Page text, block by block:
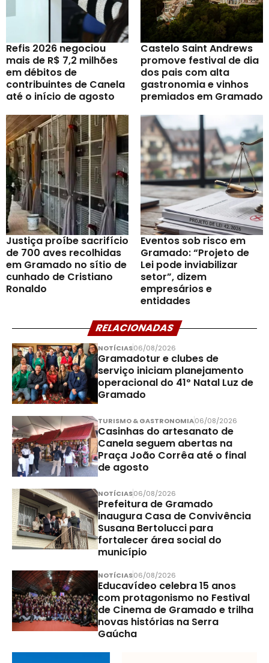
Refis 2026 negociou
mais de R$ 7,2 milhões
em débitos de
contribuintes de Canela
até o início de agosto
Castelo Saint Andrews
promove festival de dia
dos pais com alta
gastronomia e vinhos
premiados em Gramado
Justiça proíbe sacrifício
de 700 aves recolhidas
em Gramado no sítio de
cunhado de Cristiano
Ronaldo
Eventos sob risco em
Gramado: “Projeto de
Lei pode inviabilizar
setor”, dizem
empresários e
entidades
RELACIONADAS
NOTÍCIAS06/08/2026
Gramadotur e clubes de
serviço iniciam planejamento
operacional do 41º Natal Luz de
Gramado
TURISMO & GASTRONOMIA06/08/2026
Casinhas do artesanato de
Canela seguem abertas na
Praça João Corrêa até o final
de agosto
NOTÍCIAS06/08/2026
Prefeitura de Gramado
inaugura Casa de Convivência
Susana Bertolucci para
fortalecer área social do
município
NOTÍCIAS06/08/2026
Educavídeo celebra 15 anos
com protagonismo no Festival
de Cinema de Gramado e trilha
novas histórias na Serra
Gaúcha